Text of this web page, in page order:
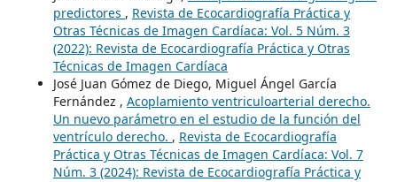
predictores , Revista de Ecocardiografía Práctica y
Otras Técnicas de Imagen Cardíaca: Vol. 5 Núm. 3
(2022): Revista de Ecocardiografía Práctica y Otras
Técnicas de Imagen Cardíaca
José Juan Gómez de Diego, Miguel Ángel García
Fernández , Acoplamiento ventriculoarterial derecho.
Un nuevo parámetro en el estudio de la función del
ventrículo derecho. , Revista de Ecocardiografía
Práctica y Otras Técnicas de Imagen Cardíaca: Vol. 7
Núm. 3 (2024): Revista de Ecocardiografía Práctica y